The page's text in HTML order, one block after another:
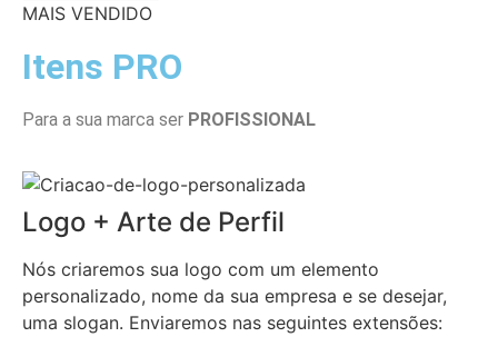
MAIS VENDIDO
Itens PRO
Para a sua marca ser PROFISSIONAL
Logo + Arte de Perfil
Nós criaremos sua logo com um elemento
personalizado, nome da sua empresa e se desejar,
uma slogan. Enviaremos nas seguintes extensões: